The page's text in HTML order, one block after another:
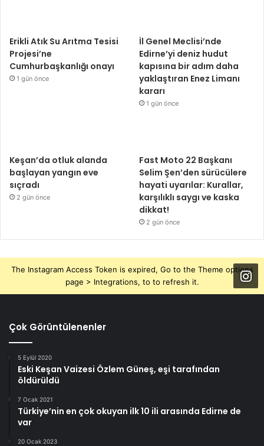
Erikli Atık Su Arıtma Tesisi
Projesi’ne
Cumhurbaşkanlığı onayı
1 gün önce
İl Genel Meclisi’nde
Edirne’yi deniz hudut
kapısına bir adım daha
yaklaştıran Enez Limanı
kararı
1 gün önce
Keşan’da otluk alanda
başlayan yangın eve
sıçradı
2 gün önce
Fast Moto 22 Başkanı
Selim Şen’den sürücülere
hayati uyarılar: Kurallar,
karşılıklı saygı ve kaska
dikkat!
2 gün önce
The Instagram Access Token is expired, Go to the Theme options
page > Integrations, to to refresh it.
Çok Görüntülenenler
5 Eylül 2020
Eski Keşan Vaizesi Özlem Güneş, eşi tarafından
öldürüldü
7 Ocak 2021
Türkiye’nin en çok okuyan ilk 10 ili arasında Edirne de
var
20 Ocak 2023